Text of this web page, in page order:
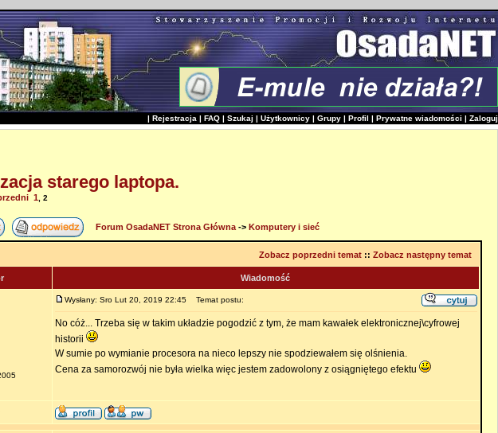
| Rejestracja | FAQ | Szukaj | Użytkownicy | Grupy | Profil | Prywatne wiadomości | Zaloguj
starego laptopa.
1, 2
Forum OsadaNET Strona Główna-> Komputery i sieć
Zobacz poprzedni temat:: Zobacz następny temat
Wiadomość
Wysłany: Sro Lut 20, 2019 22:45 Temat postu:
No cóż... Trzeba się w takim układzie pogodzić z tym, że mam kawałek elektronicznej\cyfrowej
historii
W sumie po wymianie procesora na nieco lepszy nie spodziewałem się olśnienia.
Cena za samorozwój nie była wielka więc jestem zadowolony z osiągniętego efektu